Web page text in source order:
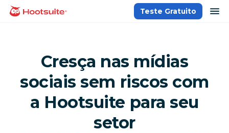
paraPágina inicial
Teste Gratuito
Cresça nas mídias
sociais sem riscos com
a Hootsuite para seu
setor